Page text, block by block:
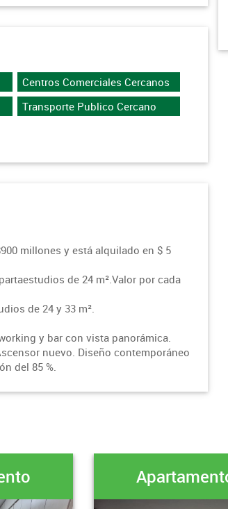
Centros Comerciales Cercanos
Transporte Publico Cercano
millones y está alquilado en $ 5
de 24 m².Valor por cada
de 24 y 33 m².
y bar con vista panorámica.
nuevo. Diseño contemporáneo
del 85 %.